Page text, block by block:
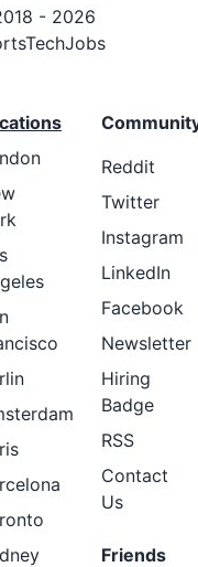
- 2026
Reddit
Twitter
Instagram
LinkedIn
Facebook
Newsletter
Hiring
Badge
RSS
Contact
Us
Friends